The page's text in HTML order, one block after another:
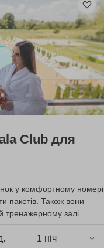
Club для
у комфортному номері
пакетів. Також вони
тренажерному залі.
1 ніч